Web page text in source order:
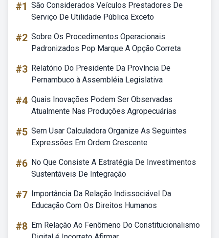
#1 São Considerados Veículos Prestadores De
Serviço De Utilidade Pública Exceto
#2 Sobre Os Procedimentos Operacionais
Padronizados Pop Marque A Opção Correta
#3 Relatório Do Presidente Da Província De
Pernambuco à Assembléia Legislativa
#4 Quais Inovações Podem Ser Observadas
Atualmente Nas Produções Agropecuárias
#5 Sem Usar Calculadora Organize As Seguintes
Expressões Em Ordem Crescente
#6 No Que Consiste A Estratégia De Investimentos
Sustentáveis De Integração
#7 Importância Da Relação Indissociável Da
Educação Com Os Direitos Humanos
#8 Em Relação Ao Fenômeno Do Constitucionalismo